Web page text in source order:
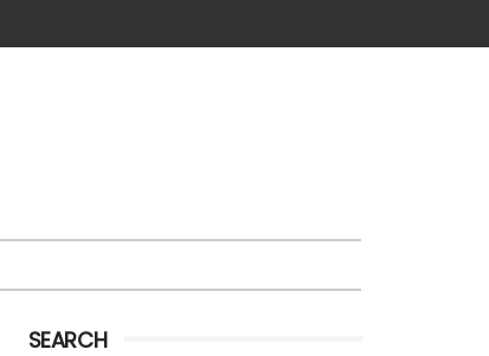
SEARCH